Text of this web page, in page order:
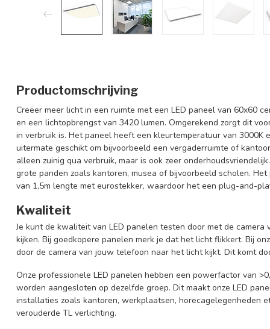
Productomschrijving
Creëer meer licht in een ruimte met een LED paneel van 60x60
en een lichtopbrengst van 3420 lumen. Omgerekend zorgt dit
in verbruik is. Het paneel heeft een kleurtemperatuur van
uitermate geschikt om bijvoorbeeld een vergaderruimte of
alleen zuinig qua verbruik, maar is ook zeer
grote panden zoals kantoren, musea of bijvoorbeeld scholen.
van 1,5m lengte met eurostekker, waardoor het een plug-and-
Kwaliteit
Je kunt de kwaliteit van LED panelen testen door met de
kijken. Bij goedkopere panelen merk je dat het licht flikkert. Bij
door de camera van jouw telefoon naar het licht kijkt. Dit komt
Onze professionele LED panelen hebben een powerfactor van
worden aangesloten op dezelfde groep. Dit maakt onze LED
installaties zoals kantoren, werkplaatsen, horecagelegenheden
verouderde TL verlichting.